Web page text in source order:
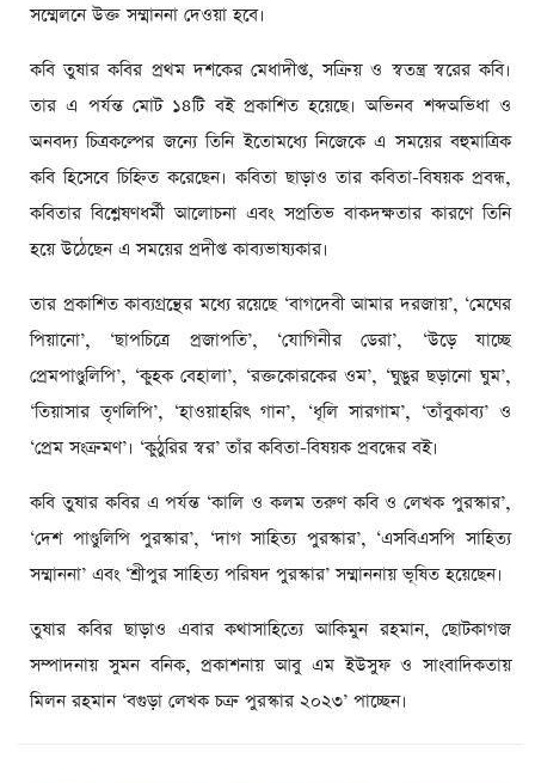
সম্মেলনে উক্ত সম্মাননা দেওয়া হবে।
কবি তুষার কবির প্রথম দশকের মেধাদীপ্ত, সক্রিয় ও স্বতন্ত্র স্বরের কবি।
তার এ পর্যন্ত মোট ১৪টি বই প্রকাশিত হয়েছে। অভিনব শব্দঅভিধা ও
অনবদ্য চিত্রকল্পের জন্যে তিনি ইতোমধ্যে নিজেকে এ সময়ের বহুমাত্রিক
কবি হিসেবে চিহ্নিত করেছেন। কবিতা ছাড়াও তার কবিতা-বিষয়ক প্রবন্ধ,
কবিতার বিশ্লেষণধর্মী আলোচনা এবং সপ্রতিভ বাকদক্ষতার কারণে তিনি
হয়ে উঠেছেন এ সময়ের প্রদীপ্ত কাব্যভাষ্যকার।
তার প্রকাশিত কাব্যগ্রন্থের মধ্যে রয়েছে ‘বাগদেবী আমার দরজায়’, ‘মেঘের
পিয়ানো’, ‘ছাপচিত্রে প্রজাপতি’, ‘যোগিনীর ডেরা’, ‘উড়ে যাচ্ছে
প্রেমপাণ্ডুলিপি’, ‘কুহক বেহালা’, ‘রক্তকোরকের ওম’, ‘ঘুঙুর ছড়ানো ঘুম’,
‘তিয়াসার তৃণলিপি’, ‘হাওয়াহরিৎ গান’, ‘ধূলি সারগাম’, ‘তাঁবুকাব্য’ ও
‘প্রেম সংক্রমণ’। ‘কুঠুরির স্বর’ তাঁর কবিতা-বিষয়ক প্রবন্ধের বই।
কবি তুষার কবির এ পর্যন্ত ‘কালি ও কলম তরুণ কবি ও লেখক পুরস্কার’,
‘দেশ পাণ্ডুলিপি পুরস্কার’, ‘দাগ সাহিত্য পুরস্কার’, ‘এসবিএসপি সাহিত্য
সম্মাননা’ এবং ‘শ্রীপুর সাহিত্য পরিষদ পুরস্কার’ সম্মাননায় ভূষিত হয়েছেন।
তুষার কবির ছাড়াও এবার কথাসাহিত্যে আকিমুন রহমান, ছোটকাগজ
সম্পাদনায় সুমন বনিক, প্রকাশনায় আবু এম ইউসুফ ও সাংবাদিকতায়
মিলন রহমান ‘বগুড়া লেখক চক্র পুরস্কার ২০২৩’ পাচ্ছেন।